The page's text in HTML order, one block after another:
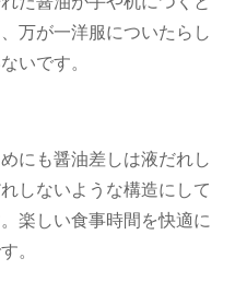
万が一洋服についたらし
いです。
にも醤油差しは液だれし
しないような構造にして
楽しい食事時間を快適に
。